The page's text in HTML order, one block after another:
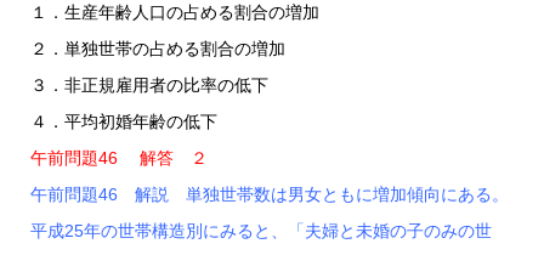
１．生産年齢人口の占める割合の増加
２．単独世帯の占める割合の増加
３．非正規雇用者の比率の低下
４．平均初婚年齢の低下
午前問題46 解答 ２
午前問題46 解説 単独世帯数は男女ともに増加傾向にある。
平成25年の世帯構造別にみると、「夫婦と未婚の子のみの世